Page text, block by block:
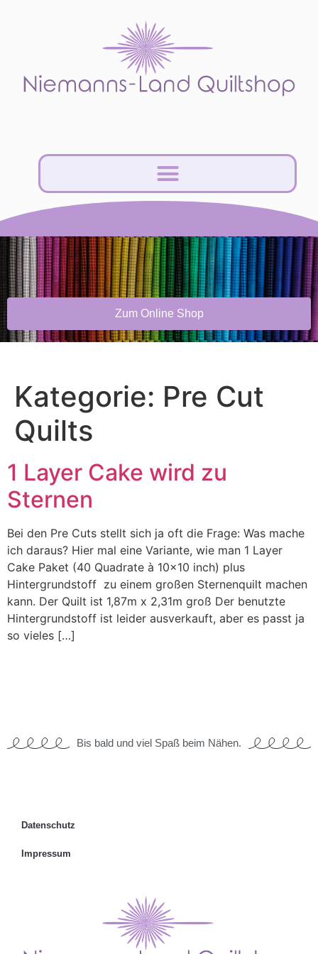
Zum Online Shop
Kategorie: Pre Cut
Quilts
1 Layer Cake wird zu
Sternen
Bei den Pre Cuts stellt sich ja oft die Frage: Was mache
ich daraus? Hier mal eine Variante, wie man 1 Layer
Cake Paket (40 Quadrate à 10×10 inch) plus
Hintergrundstoff zu einem großen Sternenquilt machen
kann. Der Quilt ist 1,87m x 2,31m groß Der benutzte
Hintergrundstoff ist leider ausverkauft, aber es passt ja
so vieles […]
Bis bald und viel Spaß beim Nähen.
Datenschutz
Impressum